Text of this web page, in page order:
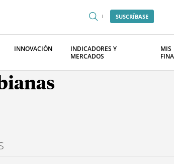
SUSCRÍBASE
INNOVACIÓN
INDICADORES Y
MERCADOS
MIS